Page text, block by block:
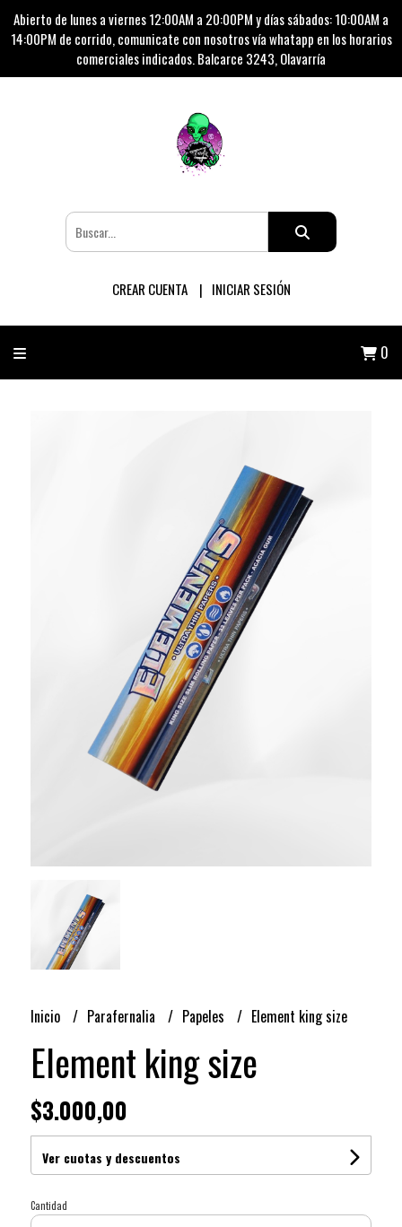
Abierto de lunes a viernes 12:00AM a 20:00PM y días sábados: 10:00AM a
14:00PM de corrido, comunicate con nosotros vía whatapp en los horarios
comerciales indicados. Balcarce 3243, Olavarría
CREAR CUENTA INICIAR SESIÓN
0
Inicio Parafernalia Papeles Element king size
Element king size
$3.000,00
Ver cuotas y descuentos
Cantidad